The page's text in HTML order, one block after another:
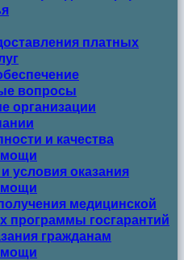
платных
вопросы
организации
и качества
условия оказания
медицинской
программы госгарантий
гражданам